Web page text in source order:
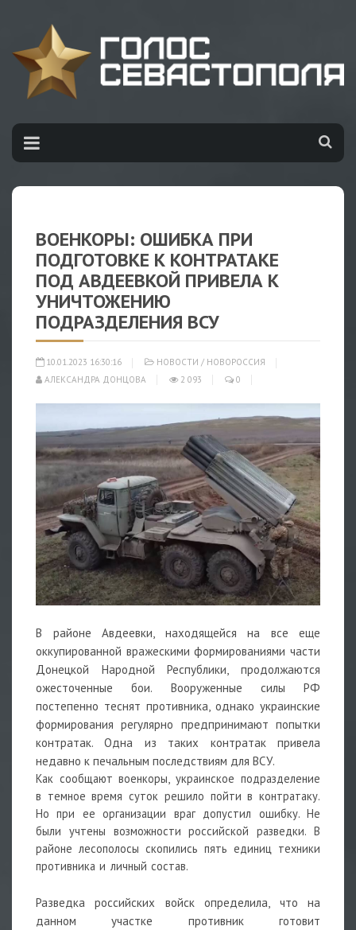
ВОЕНКОРЫ: ОШИБКА ПРИ
ПОДГОТОВКЕ К КОНТРАТАКЕ
ПОД АВДЕЕВКОЙ ПРИВЕЛА К
УНИЧТОЖЕНИЮ
ПОДРАЗДЕЛЕНИЯ ВСУ
10.01.2023 16:30:16 НОВОСТИ / НОВОРОССИЯ
АЛЕКСАНДРА ДОНЦОВА
2 093 0
В районе Авдеевки, находящейся на все еще
оккупированной вражескими формированиями части
Донецкой Народной Республики, продолжаются
ожесточенные бои. Вооруженные силы РФ
постепенно теснят противника, однако украинские
формирования регулярно предпринимают попытки
контратак. Одна из таких контратак привела
недавно к печальным последствиям для ВСУ.
Как сообщают военкоры, украинское подразделение
в темное время суток решило пойти в контратаку.
Но при ее организации враг допустил ошибку. Не
были учтены возможности российской разведки. В
районе лесополосы скопились пять единиц техники
противника и личный состав.
Разведка российских войск определила, что на
данном участке противник готовит